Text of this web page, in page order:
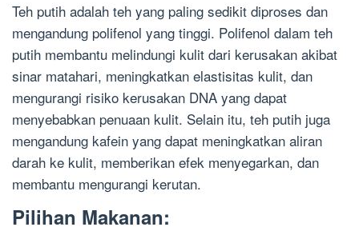
Teh putih adalah teh yang paling sedikit diproses dan
mengandung polifenol yang tinggi. Polifenol dalam teh
putih membantu melindungi kulit dari kerusakan akibat
sinar matahari, meningkatkan elastisitas kulit, dan
mengurangi risiko kerusakan DNA yang dapat
menyebabkan penuaan kulit. Selain itu, teh putih juga
mengandung kafein yang dapat meningkatkan aliran
darah ke kulit, memberikan efek menyegarkan, dan
membantu mengurangi kerutan.
Pilihan Makanan: